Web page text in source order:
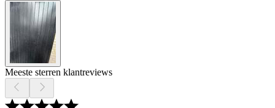
Meeste sterren klantreviews